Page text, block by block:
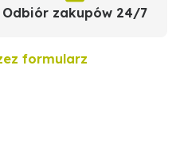
Odbiór zakupów 24/7
formularz